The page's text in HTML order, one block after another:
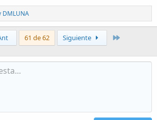
DMLUNA
61 de 62 Siguiente